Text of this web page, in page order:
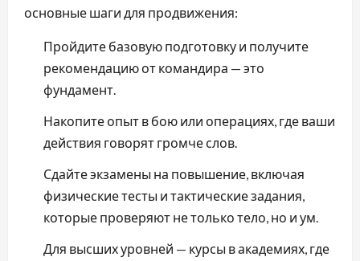
основные шаги для продвижения:
Пройдите базовую подготовку и получите
рекомендацию от командира — это
фундамент.
Накопите опыт в бою или операциях, где ваши
действия говорят громче слов.
Сдайте экзамены на повышение, включая
физические тесты и тактические задания,
которые проверяют не только тело, но и ум.
Для высших уровней — курсы в академиях, где